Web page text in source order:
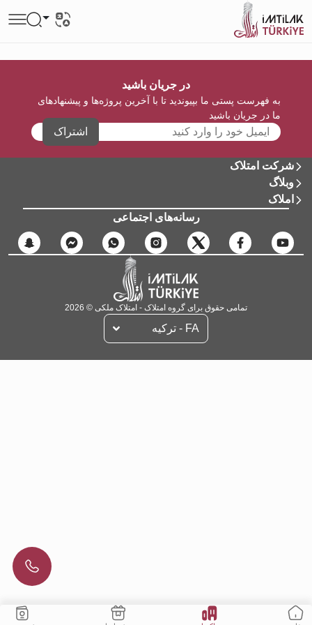
در جریان باشید
به فهرست پستی ما بپیوندید تا با آخرین پروژه‌ها و پیشنهادهای
ما در جریان باشید
اشتراک
شرکت امتلاک
وبلاگ
املاک
رسانه‌های اجتماعی
تمامی حقوق برای گروه امتلاک - امتلاک ملکی © 2026
FA - تركيه